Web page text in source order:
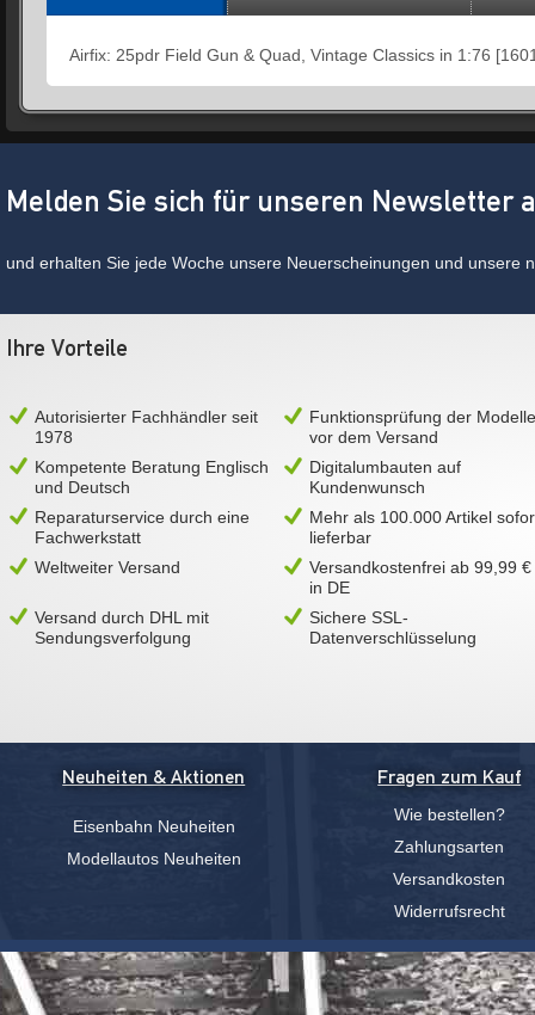
Airfix: 25pdr Field Gun & Quad, Vintage Classics in 1:76
Melden Sie sich für unseren Newsletter
und erhalten Sie jede Woche unsere Neuerscheinungen und unsere
Ihre Vorteile
Autorisierter Fachhändler seit
1978
Funktionsprüfung der Modelle
vor dem Versand
Kompetente Beratung Englisch
und Deutsch
Digitalumbauten auf
Kundenwunsch
Reparaturservice durch eine
Fachwerkstatt
Mehr als 100.000 Artikel
lieferbar
Weltweiter Versand
Versandkostenfrei ab 99,99 €
in DE
Versand durch DHL mit
Sendungsverfolgung
Sichere SSL-
Datenverschlüsselung
Neuheiten & Aktionen
Eisenbahn Neuheiten
Modellautos Neuheiten
Fragen zum Kauf
Wie bestellen?
Zahlungsarten
Versandkosten
Widerrufsrecht